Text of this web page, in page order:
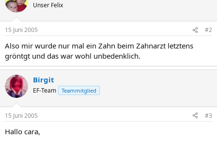
Unser Felix
15 Juni 2005 #2
Also mir wurde nur mal ein Zahn beim Zahnarzt letztens
gröntgt und das war wohl unbedenklich.
Birgit
EF-Team Teammitglied
15 Juni 2005 #3
Hallo cara,